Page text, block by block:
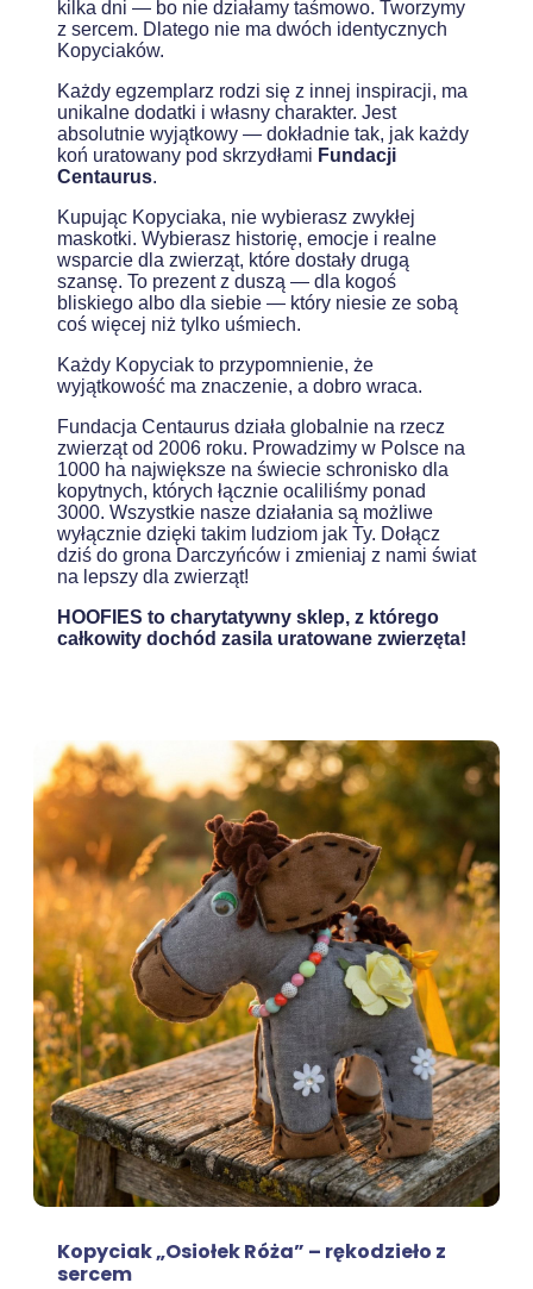
kilka dni — bo nie działamy taśmowo. Tworzymy
z sercem. Dlatego nie ma dwóch identycznych
Kopyciaków.
Każdy egzemplarz rodzi się z innej inspiracji, ma
unikalne dodatki i własny charakter. Jest
absolutnie wyjątkowy — dokładnie tak, jak każdy
koń uratowany pod skrzydłami Fundacji
Centaurus.
Kupując Kopyciaka, nie wybierasz zwykłej
maskotki. Wybierasz historię, emocje i realne
wsparcie dla zwierząt, które dostały drugą
szansę. To prezent z duszą — dla kogoś
bliskiego albo dla siebie — który niesie ze sobą
coś więcej niż tylko uśmiech.
Każdy Kopyciak to przypomnienie, że
wyjątkowość ma znaczenie, a dobro wraca.
Fundacja Centaurus działa globalnie na rzecz
zwierząt od 2006 roku. Prowadzimy w Polsce na
1000 ha największe na świecie schronisko dla
kopytnych, których łącznie ocaliliśmy ponad
3000. Wszystkie nasze działania są możliwe
wyłącznie dzięki takim ludziom jak Ty. Dołącz
dziś do grona Darczyńców i zmieniaj z nami świat
na lepszy dla zwierząt!
HOOFIES to charytatywny sklep, z którego
całkowity dochód zasila uratowane zwierzęta!
Kopyciak „Osiołek Róża” – rękodzieło z
sercem